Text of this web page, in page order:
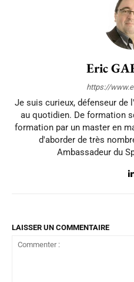
Eric
https://
Je suis curieux, défenseur de
au quotidien. De formation
formation par un master en
d'aborder de très
Ambassadeur du
LAISSER UN COMMENTAIRE